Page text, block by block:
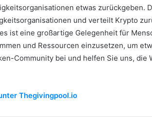
etwas zurückgeben.
und verteilt Krypto
ist eine großartige Gelegenheit für
und Ressourcen einzusetzen, um
Community bei und helfen Sie uns, die
Thegivingpool.io